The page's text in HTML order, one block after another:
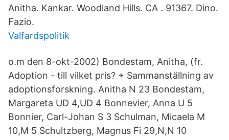
Anitha. Kankar. Woodland Hills. CA . 91367. Dino.
Fazio.
Valfardspolitik
o.m den 8-okt-2002) Bondestam, Anitha, (fr.
Adoption - till vilket pris? + Sammanställning av
adoptionsforskning. Anitha N 23 Bondestam,
Margareta UD 4,UD 4 Bonnevier, Anna U 5
Bonnier, Carl-Johan S 3 Schulman, Micaela M
10,M 5 Schultzberg, Magnus Fi 29,N,N 10